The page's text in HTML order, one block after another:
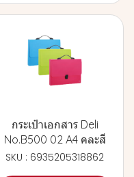
กระเป๋าเอกสาร Deli
No.B500 02 A4 คละสี
SKU : 6935205318862